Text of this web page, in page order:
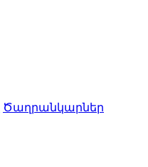
Ծաղրանկարներ